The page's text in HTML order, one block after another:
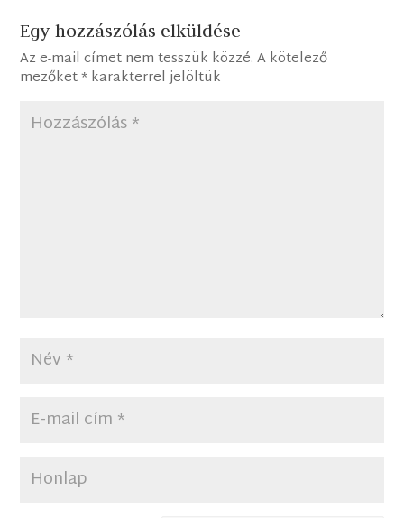
Egy hozzászólás elküldése
Az e-mail címet nem tesszük közzé. A kötelező
mezőket*karakterrel jelöltük